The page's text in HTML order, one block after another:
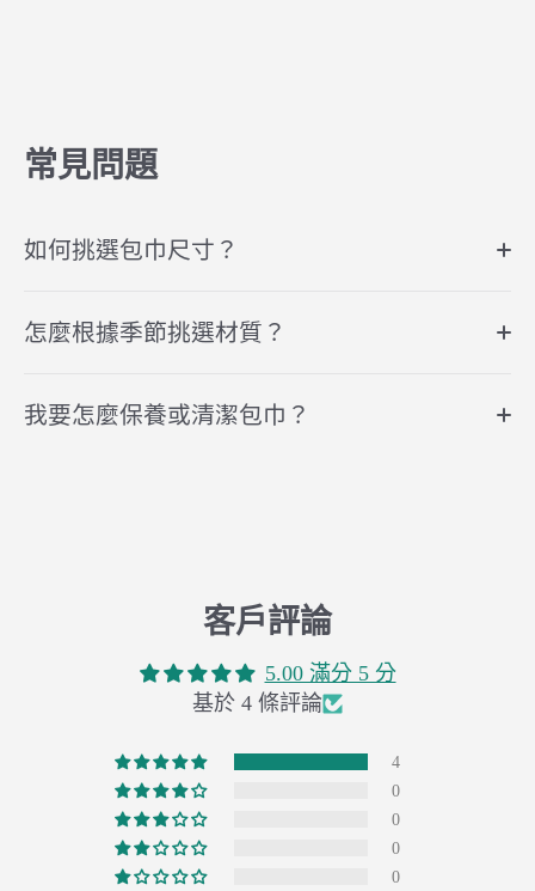
常見問題
如何挑選包巾尺寸？
怎麼根據季節挑選材質？
我要怎麼保養或清潔包巾？
客戶評論
5.00 滿分 5 分
基於 4 條評論
4
0
0
0
0